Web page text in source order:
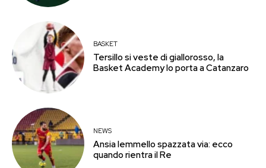
BASKET
Tersillo si veste di giallorosso, la
Basket Academy lo porta a Catanzaro
NEWS
Ansia Iemmello spazzata via: ecco
quando rientra il Re